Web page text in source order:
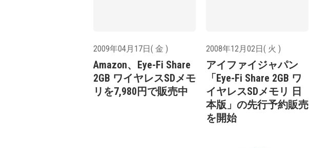
2009年04月17日( 金 )
Amazon、Eye-Fi Share
2GB ワイヤレスSDメモ
リを7,980円で販売中
2008年12月02日( 火 )
アイファイジャパン
「Eye-Fi Share 2GB ワ
イヤレスSDメモリ 日
本版」の先行予約販売
を開始